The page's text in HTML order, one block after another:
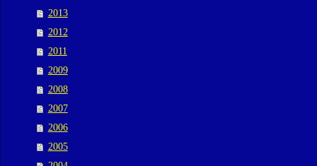
2013
2012
2011
2009
2008
2007
2006
2005